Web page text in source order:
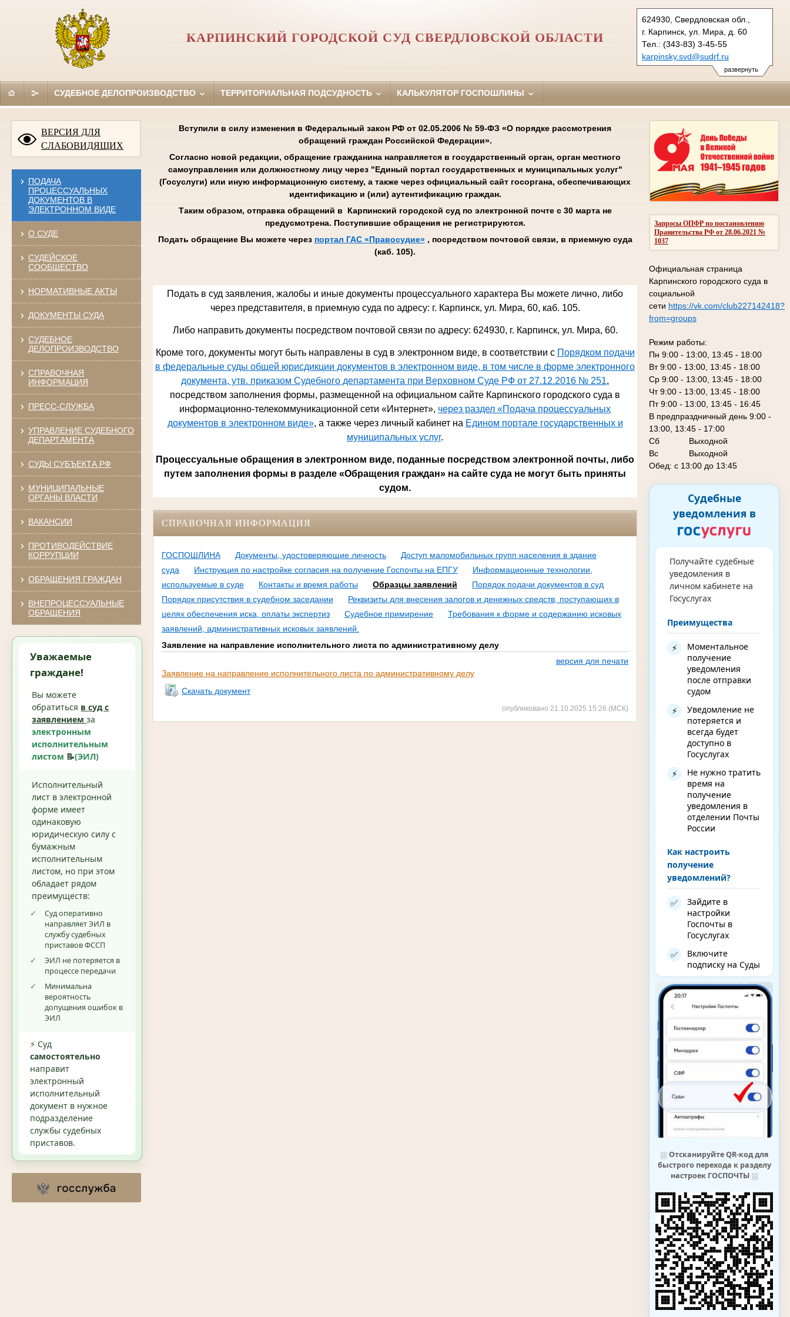
развернуть
624930, Свердловская обл.,
г. Карпинск, ул. Мира, д. 60
Тел.: (343-83) 3-45-55
karpinsky.svd@sudrf.ru
КАРПИНСКИЙ ГОРОДСКОЙ СУД СВЕРДЛОВСКОЙ ОБЛАСТИ
СУДЕБНОЕ ДЕЛОПРОИЗВОДСТВО ТЕРРИТОРИАЛЬНАЯ ПОДСУДНОСТЬ КАЛЬКУЛЯТОР ГОСПОШЛИНЫ
ВЕРСИЯ ДЛЯ
СЛАБОВИДЯЩИХ
ПОДАЧА
ПРОЦЕССУАЛЬНЫХ
ДОКУМЕНТОВ В
ЭЛЕКТРОННОМ ВИДЕ
О СУДЕ
СУДЕЙСКОЕ
СООБЩЕСТВО
НОРМАТИВНЫЕ АКТЫ
ДОКУМЕНТЫ СУДА
СУДЕБНОЕ
ДЕЛОПРОИЗВОДСТВО
СПРАВОЧНАЯ
ИНФОРМАЦИЯ
ПРЕСС-СЛУЖБА
УПРАВЛЕНИЕ СУДЕБНОГО
ДЕПАРТАМЕНТА
СУДЫ СУБЪЕКТА РФ
МУНИЦИПАЛЬНЫЕ
ОРГАНЫ ВЛАСТИ
ВАКАНСИИ
ПРОТИВОДЕЙСТВИЕ
КОРРУПЦИИ
ОБРАЩЕНИЯ ГРАЖДАН
ВНЕПРОЦЕССУАЛЬНЫЕ
ОБРАЩЕНИЯ
Уважаемые
граждане!
Вы можете
обратиться в суд с
заявлениемза
электронным
исполнительным
листом 📝(ЭИЛ)
Исполнительный
лист в электронной
форме имеет
одинаковую
юридическую силу с
бумажным
исполнительным
листом, но при этом
обладает рядом
преимуществ:
✓
Суд оперативно
направляет ЭИЛ в
службу судебных
приставов ФССП
✓
ЭИЛ не потеряется в
процессе передачи
✓
Минимальна
вероятность
допущения ошибок в
ЭИЛ
⚡ Суд
самостоятельно
направит
электронный
исполнительный
документ в нужное
подразделение
службы судебных
приставов.
Запросы ОПФР по постановлению
Правительства РФ от 28.06.2021 №
1037
Официальная страница
Карпинского городского суда в
социальной
сети https://vk.com/club227142418?
from=groups
Режим работы:
Пн 9:00 - 13:00, 13:45 - 18:00
Вт 9:00 - 13:00, 13:45 - 18:00
Ср 9:00 - 13:00, 13:45 - 18:00
Чт 9:00 - 13:00, 13:45 - 18:00
Пт 9:00 - 13:00, 13:45 - 16:45
В предпраздничный день 9:00 -
13:00, 13:45 - 17:00
Сб
Выходной
Вс Выходной
Обед: с 13:00 до 13:45
Судебные
уведомления в
Получайте судебные
уведомления в
личном кабинете на
Госуслугах
Преимущества
⚡
Моментальное
получение
уведомления
после отправки
судом
⚡
Уведомление не
потеряется и
всегда будет
доступно в
Госуслугах
⚡
Не нужно тратить
время на
получение
уведомления в
отделении Почты
России
Как настроить
получение
уведомлений?
✅
Зайдите в
настройки
Госпочты в
Госуслугах
✅
Включите
подписку на Суды
⛆ Отсканируйте QR-код для
быстрого перехода к разделу
настроек ГОСПОЧТЫ⛆
Вступили в силу изменения в Федеральный закон РФ от 02.05.2006 № 59-ФЗ «О порядке рассмотрения
обращений граждан Российской Федерации».
Согласно новой редакции, обращение гражданина направляется в государственный орган, орган местного
самоуправления или должностному лицу через "Единый портал государственных и муниципальных услуг"
(Госуслуги) или иную информационную систему, а также через официальный сайт госоргана, обеспечивающих
идентификацию и (или) аутентификацию граждан.
Таким образом, отправка обращений в Карпинский городской суд по электронной почте с 30 марта не
предусмотрена. Поступившие обращения не регистрируются.
Подать обращение Вы можете через портал ГАС «Правосудие», посредством почтовой связи, в приемную суда
(каб. 105).
Подать в суд заявления, жалобы и иные документы процессуального характера Вы можете лично, либо
через представителя, в приемную суда по адресу: г. Карпинск, ул. Мира, 60, каб. 105.
Либо направить документы посредством почтовой связи по адресу: 624930, г. Карпинск, ул. Мира, 60.
Кроме того, документы могут быть направлены в суд в электронном виде, в соответствии с Порядком подачи
в федеральные суды общей юрисдикции документов в электронном виде, в том числе в форме электронного
документа, утв. приказом Судебного департамента при Верховном Суде РФ от 27.12.2016 № 251,
посредством заполнения формы, размещенной на официальном сайте Карпинского городского суда в
информационно-телекоммуникационной сети «Интернет», через раздел «Подача процессуальных
документов в электронном виде», а также через личный кабинет на Едином портале государственных и
муниципальных услуг.
Процессуальные обращения в электронном виде, поданные посредством электронной почты, либо
путем заполнения формы в разделе «Обращения граждан» на сайте суда не могут быть приняты
судом.
СПРАВОЧНАЯ ИНФОРМАЦИЯ
ГОСПОШЛИНА Документы, удостоверяющие личность
Доступ маломобильных групп населения в здание
суда
Инструкция по настройке согласия на получение Госпочты на ЕПГУ
Информационные технологии,
используемые в суде
Контакты и время работы Образцы заявлений
Порядок подачи документов в суд
Порядок присутствия в судебном заседании
Реквизиты для внесения залогов и денежных средств, поступающих в
целях обеспечения иска, оплаты экспертиз
Судебное примирение
Требования к форме и содержанию исковых
заявлений, административных исковых заявлений.
Заявление на направление исполнительного листа по административному делу
версия для печати
Заявление на направление исполнительного листа по административному делу
Скачать документ
опубликовано 21.10.2025 15:26 (МСК)